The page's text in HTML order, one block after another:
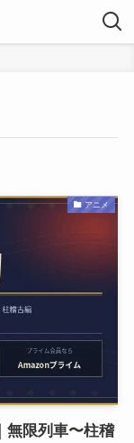
アニメ
無限列車〜柱稽